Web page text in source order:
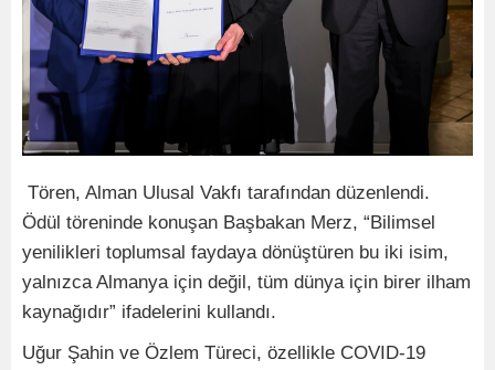
Tören, Alman Ulusal Vakfı tarafından düzenlendi.
Ödül töreninde konuşan Başbakan Merz, “Bilimsel
yenilikleri toplumsal faydaya dönüştüren bu iki isim,
yalnızca Almanya için değil, tüm dünya için birer ilham
kaynağıdır” ifadelerini kullandı.
Uğur Şahin ve Özlem Türeci, özellikle COVID-19